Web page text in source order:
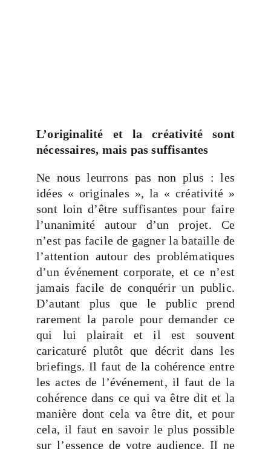
L’originalité et la créativité sont
nécessaires, mais pas suffisantes
Ne nous leurrons pas non plus : les
idées « originales », la « créativité »
sont loin d’être suffisantes pour faire
l’unanimité autour d’un projet. Ce
n’est pas facile de gagner la bataille de
l’attention autour des problématiques
d’un événement corporate, et ce n’est
jamais facile de conquérir un public.
D’autant plus que le public prend
rarement la parole pour demander ce
qui lui plairait et il est souvent
caricaturé plutôt que décrit dans les
briefings. Il faut de la cohérence entre
les actes de l’événement, il faut de la
cohérence dans ce qui va être dit et la
manière dont cela va être dit, et pour
cela, il faut en savoir le plus possible
sur l’essence de votre audience. Il ne